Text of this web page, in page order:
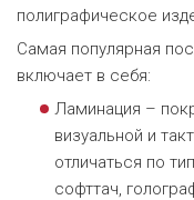
полиграфическое
Самая популярная
включает в себя:
Ламинация –
визуальной и
отличаться по
софттач,